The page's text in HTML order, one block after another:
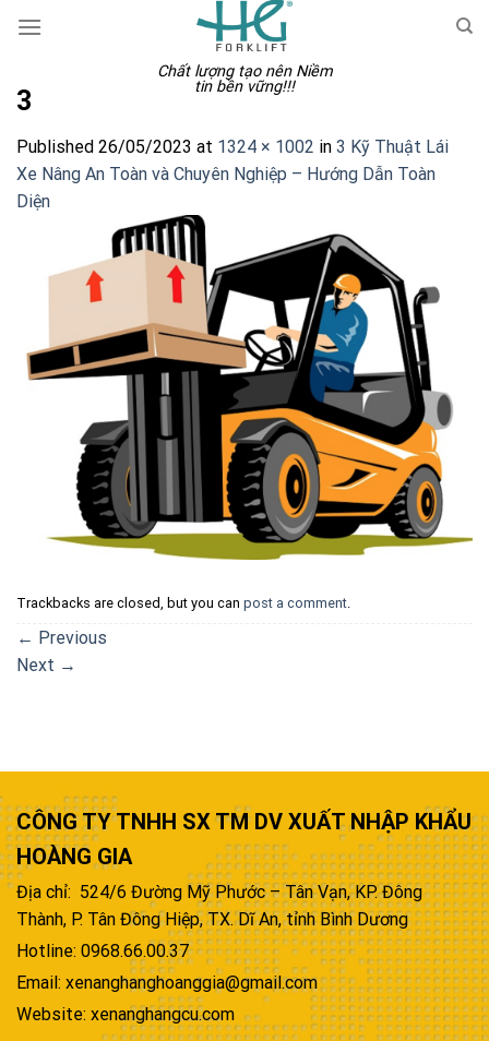
Chất lượng tạo nên Niềm
tin bền vững!!!
3
Published 26/05/2023 at 1324 × 1002 in 3 Kỹ Thuật Lái
Xe Nâng An Toàn và Chuyên Nghiệp – Hướng Dẫn Toàn
Diện
Trackbacks are closed, but you can post a comment.
← Previous
Next →
CÔNG TY TNHH SX TM DV XUẤT NHẬP KHẨU
HOÀNG GIA
Địa chỉ: 524/6 Đường Mỹ Phước – Tân Vạn, KP. Đông
Thành, P. Tân Đông Hiệp, TX. Dĩ An, tỉnh Bình Dương
Hotline: 0968.66.00.37
Email: xenanghanghoanggia@gmail.com
Website: xenanghangcu.com